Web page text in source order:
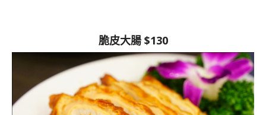
脆皮大腸 $130